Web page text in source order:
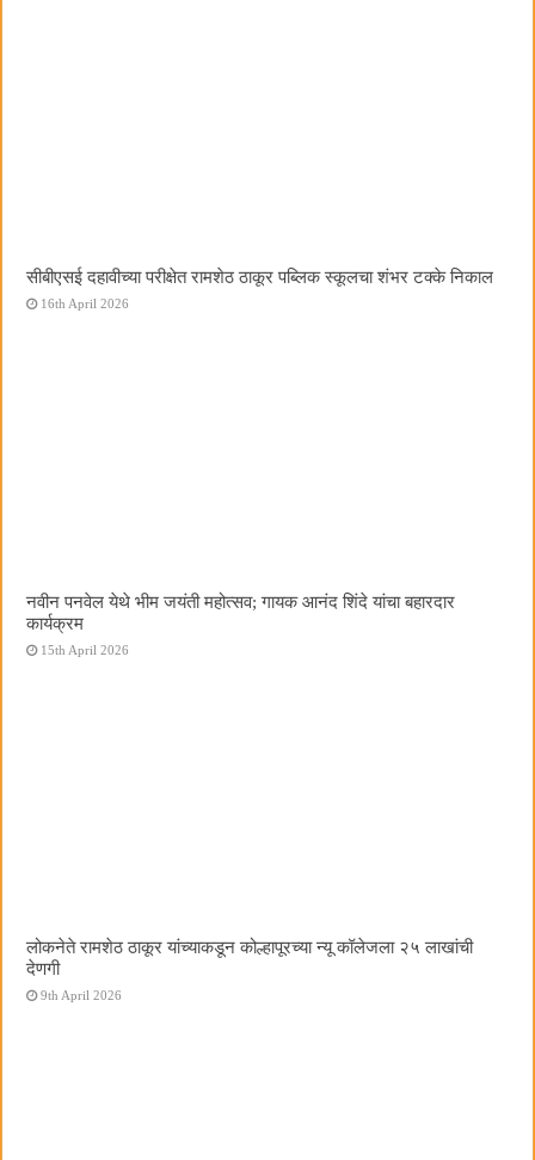
सीबीएसई दहावीच्या परीक्षेत रामशेठ ठाकूर पब्लिक स्कूलचा शंभर टक्के निकाल
16th April 2026
नवीन पनवेल येथे भीम जयंती महोत्सव; गायक आनंद शिंदे यांचा बहारदार
कार्यक्रम
15th April 2026
लोकनेते रामशेठ ठाकूर यांच्याकडून कोल्हापूरच्या न्यू कॉलेजला २५ लाखांची
देणगी
9th April 2026